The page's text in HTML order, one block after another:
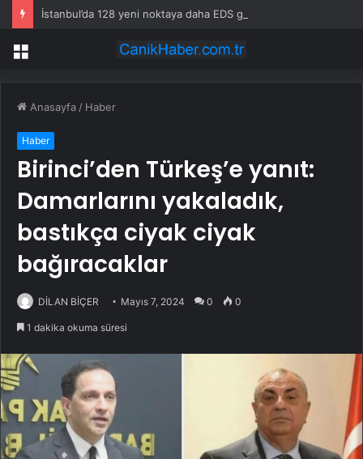
İstanbul’da 128 yeni noktaya daha EDS geliyor
Menü
Anasayfa / Haber
Haber
Birinci’den Türkeş’e yanıt:
Damarlarını yakaladık,
bastıkça ciyak ciyak
bağıracaklar
DİLAN BİÇER Mayıs 7, 2024 0 0
1 dakika okuma süresi